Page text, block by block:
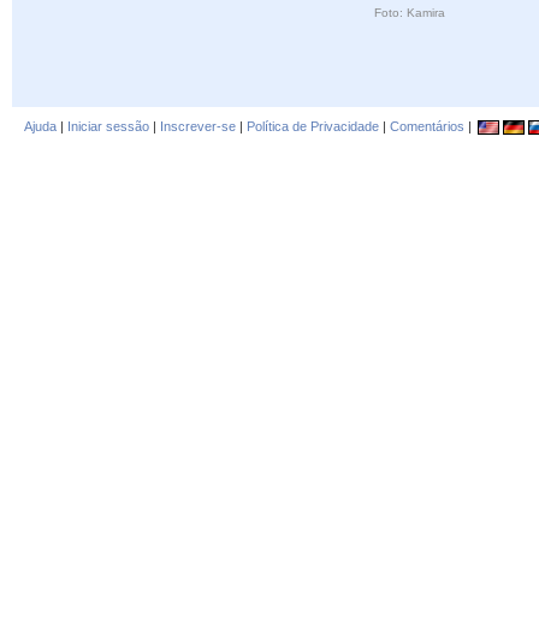
Foto: Kamira
Ajuda | Iniciar sessão | Inscrever-se | Política de Privacidade | Comentários |